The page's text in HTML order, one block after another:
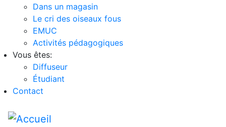
Dans un magasin
Le cri des oiseaux fous
EMUC
Activités pédagogiques
Vous êtes:
Diffuseur
Étudiant
Contact